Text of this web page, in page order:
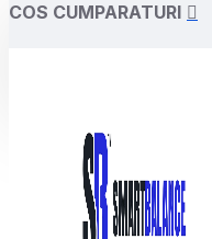
COS CUMPARATURI